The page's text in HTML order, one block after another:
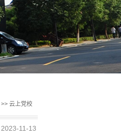
>> 云上党校
2023-11-13